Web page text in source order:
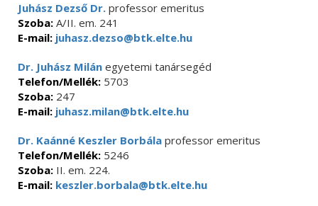
Juhász Dezső Dr. professor emeritus
Szoba: A/II. em. 241
E-mail: juhasz.dezso@btk.elte.hu
Dr. Juhász Milán egyetemi tanársegéd
Telefon/Mellék: 5703
Szoba: 247
E-mail: juhasz.milan@btk.elte.hu
Dr. Kaánné Keszler Borbála professor emeritus
Telefon/Mellék: 5246
Szoba: II. em. 224.
E-mail: keszler.borbala@btk.elte.hu